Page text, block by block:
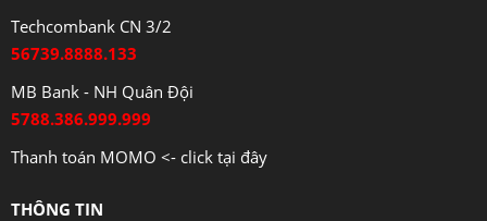
Techcombank CN 3/2
56739.8888.133
MB Bank - NH Quân Đội
5788.386.999.999
Thanh toán MOMO <- click tại đây
THÔNG TIN